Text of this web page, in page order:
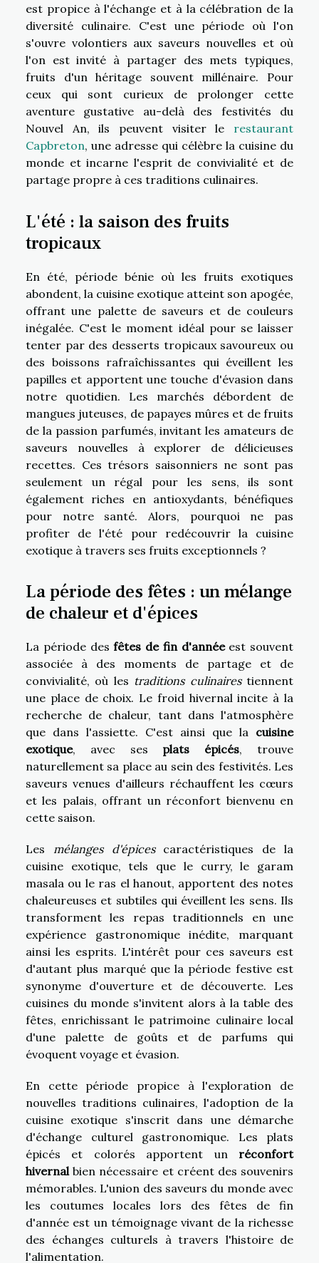
est propice à l'échange et à la célébration de la
diversité culinaire. C'est une période où l'on
s'ouvre volontiers aux saveurs nouvelles et où
l'on est invité à partager des mets typiques,
fruits d'un héritage souvent millénaire. Pour
ceux qui sont curieux de prolonger cette
aventure gustative au-delà des festivités du
Nouvel An, ils peuvent visiter le restaurant
Capbreton, une adresse qui célèbre la cuisine du
monde et incarne l'esprit de convivialité et de
partage propre à ces traditions culinaires.
L'été : la saison des fruits
tropicaux
En été, période bénie où les fruits exotiques
abondent, la cuisine exotique atteint son apogée,
offrant une palette de saveurs et de couleurs
inégalée. C'est le moment idéal pour se laisser
tenter par des desserts tropicaux savoureux ou
des boissons rafraîchissantes qui éveillent les
papilles et apportent une touche d'évasion dans
notre quotidien. Les marchés débordent de
mangues juteuses, de papayes mûres et de fruits
de la passion parfumés, invitant les amateurs de
saveurs nouvelles à explorer de délicieuses
recettes. Ces trésors saisonniers ne sont pas
seulement un régal pour les sens, ils sont
également riches en antioxydants, bénéfiques
pour notre santé. Alors, pourquoi ne pas
profiter de l'été pour redécouvrir la cuisine
exotique à travers ses fruits exceptionnels ?
La période des fêtes : un mélange
de chaleur et d'épices
La période desfêtes de fin d'annéeest souvent
associée à des moments de partage et de
convivialité, où les traditions culinairestiennent
une place de choix. Le froid hivernal incite à la
recherche de chaleur, tant dans l'atmosphère
que dans l'assiette. C'est ainsi que la cuisine
exotique, avec ses plats épicés, trouve
naturellement sa place au sein des festivités. Les
saveurs venues d'ailleurs réchauffent les cœurs
et les palais, offrant un réconfort bienvenu en
cette saison.
Les mélanges d'épicescaractéristiques de la
cuisine exotique, tels que le curry, le garam
masala ou le ras el hanout, apportent des notes
chaleureuses et subtiles qui éveillent les sens. Ils
transforment les repas traditionnels en une
expérience gastronomique inédite, marquant
ainsi les esprits. L'intérêt pour ces saveurs est
d'autant plus marqué que la période festive est
synonyme d'ouverture et de découverte. Les
cuisines du monde s'invitent alors à la table des
fêtes, enrichissant le patrimoine culinaire local
d'une palette de goûts et de parfums qui
évoquent voyage et évasion.
En cette période propice à l'exploration de
nouvelles traditions culinaires, l'adoption de la
cuisine exotique s'inscrit dans une démarche
d'échange culturel gastronomique. Les plats
épicés et colorés apportent un réconfort
hivernalbien nécessaire et créent des souvenirs
mémorables. L'union des saveurs du monde avec
les coutumes locales lors des fêtes de fin
d'année est un témoignage vivant de la richesse
des échanges culturels à travers l'histoire de
l'alimentation.